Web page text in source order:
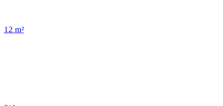
12 m²